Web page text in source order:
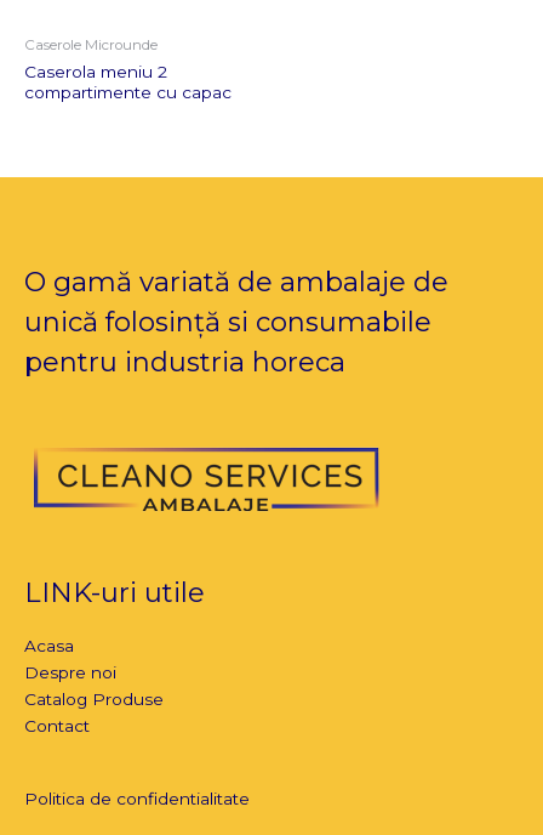
Caserole Microunde
Caserola meniu 2
compartimente cu capac
O gamă variată de ambalaje de
unică folosință si consumabile
pentru industria horeca
LINK-uri utile
Acasa
Despre noi
Catalog Produse
Contact
Politica de confidentialitate